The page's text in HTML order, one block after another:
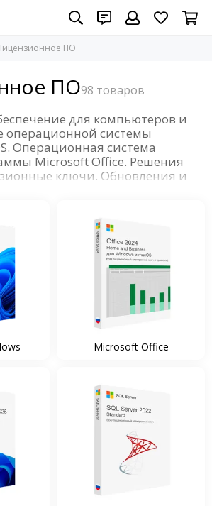
ПО
ПО
ПО
для компьютеров и
операционной системы
Операционная система
Microsoft Office. Решения
ключи. Обновления и
или годовые лицензии.
Microsoft Office